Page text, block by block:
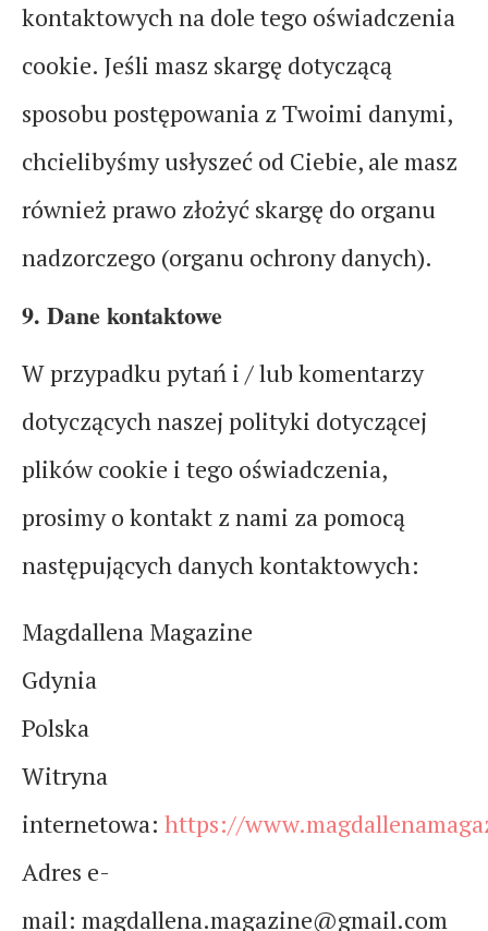
kontaktowych na dole tego oświadczenia
cookie. Jeśli masz skargę dotyczącą
sposobu postępowania z Twoimi danymi,
chcielibyśmy usłyszeć od Ciebie, ale masz
również prawo złożyć skargę do organu
nadzorczego (organu ochrony danych).
9. Dane kontaktowe
W przypadku pytań i / lub komentarzy
dotyczących naszej polityki dotyczącej
plików cookie i tego oświadczenia,
prosimy o kontakt z nami za pomocą
następujących danych kontaktowych:
Magdallena Magazine
Gdynia
Polska
Witryna
internetowa: https://
Adres e-
mail: magdallena.magazine@gmail.com